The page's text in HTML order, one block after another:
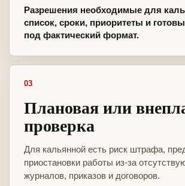
Разрешения необходимые для
список, сроки, приоритеты и
под фактический формат.
03
Плановая или
проверка
Для кальянной есть риск штрафа,
приостановки работы из-за
журналов, приказов и договоров.